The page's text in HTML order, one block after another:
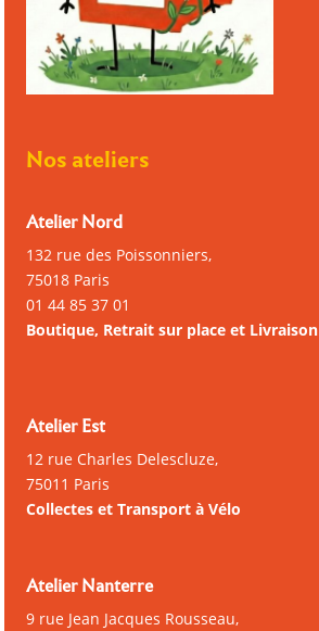
Nos ateliers
Atelier Nord
132 rue des Poissonniers,
75018 Paris
01 44 85 37 01
Boutique, Retrait sur place et Livraison
Atelier Est
12 rue Charles Delescluze,
75011 Paris
Collectes et Transport à Vélo
Atelier Nanterre
9 rue Jean Jacques Rousseau,